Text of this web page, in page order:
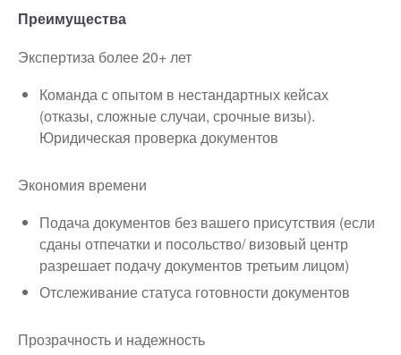
Преимущества
Экспертиза более 20+ лет
Команда с опытом в нестандартных кейсах
(отказы, сложные случаи, срочные визы).
Юридическая проверка документов
Экономия времени
Подача документов без вашего присутствия (если
сданы отпечатки и посольство/ визовый центр
разрешает подачу документов третьим лицом)
Отслеживание статуса готовности документов
Прозрачность и надежность